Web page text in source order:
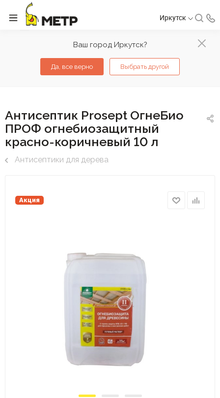
Ваш город Иркутск?
Да, все верно Выбрать другой
Иркутск
Антисептик Prosept ОгнеБио
ПРОФ огнебиозащитный
красно-коричневый 10 л
Антисептики для дерева
Акция